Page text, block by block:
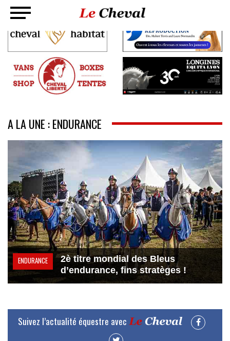
A LA UNE : ENDURANCE
ENDURANCE
2è titre mondial des Bleus
d’endurance, fins stratèges !
Suivez l’actualité équestre avec